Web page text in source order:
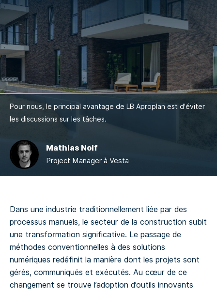
Pour nous, le principal avantage de LB Aproplan est d'éviter
les discussions sur les tâches.
Mathias Nolf
Project Manager à Vesta
Dans une industrie traditionnellement liée par des
processus manuels, le secteur de la construction subit
une transformation significative. Le passage de
méthodes conventionnelles à des solutions
numériques redéfinit la manière dont les projets sont
gérés, communiqués et exécutés. Au cœur de ce
changement se trouve l’adoption d’outils innovants